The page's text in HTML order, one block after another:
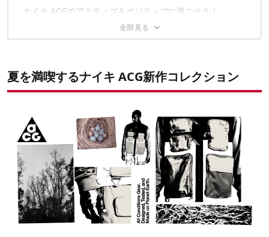
ナイキ ACGでアクティブ＆ポジティブに過ごそう！
夏を満喫するナイキ ACG新作コレクション